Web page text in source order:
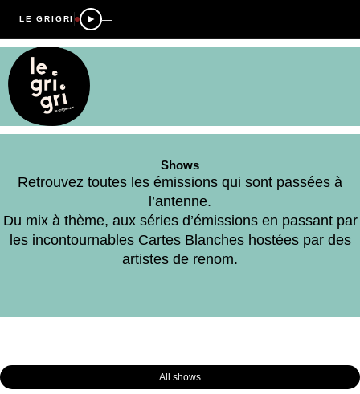
LE GRIGRI —
Shows
Retrouvez toutes les émissions qui sont passées à
l’antenne.
Du mix à thème, aux séries d’émissions en passant par
les incontournables Cartes Blanches hostées par des
artistes de renom.
All shows